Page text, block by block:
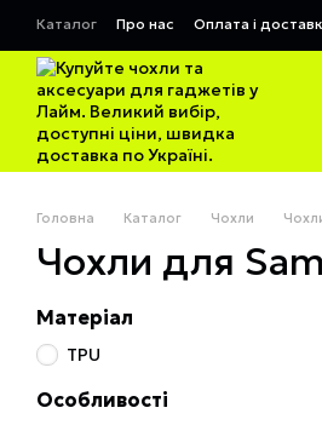
Перейти до основного контенту
Каталог Про нас Оплата і
Договір публічної оферти
Головна Каталог Чохли
Чохли для
Матеріал
TPU
Особливості